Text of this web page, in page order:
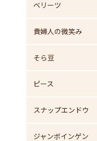
ベリーツ
貴婦人の微笑み
そら豆
ピース
スナップエンドウ
ジャンボインゲン